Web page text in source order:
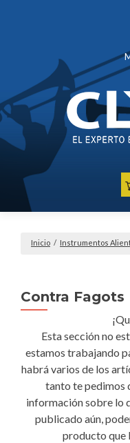
Inicio / Instrumentos
Contra Fagots
Esta sección no
estamos trabajando
habrá varios de los
tanto te pedimos
información sobre lo
publicado aún,
producto que